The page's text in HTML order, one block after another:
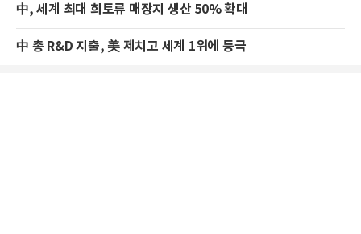
中, 세계 최대 희토류 매장지 생산 50% 확대
中 총 R&D 지출, 美 제치고 세계 1위에 등극